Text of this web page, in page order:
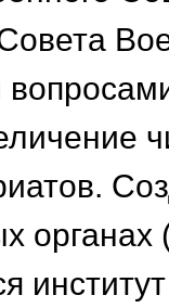
органах